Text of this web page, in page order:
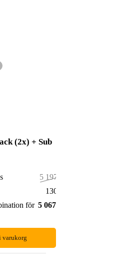
(2x) + Sub
5 197,00 kr
130,00 kr
för 5 067,00 kr